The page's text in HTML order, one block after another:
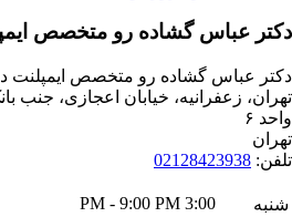
گشاده رو متخصص ایمپلنت
گشاده رو متخصص ایمپلنت در تهران
3:00 PM - 9:00 PM